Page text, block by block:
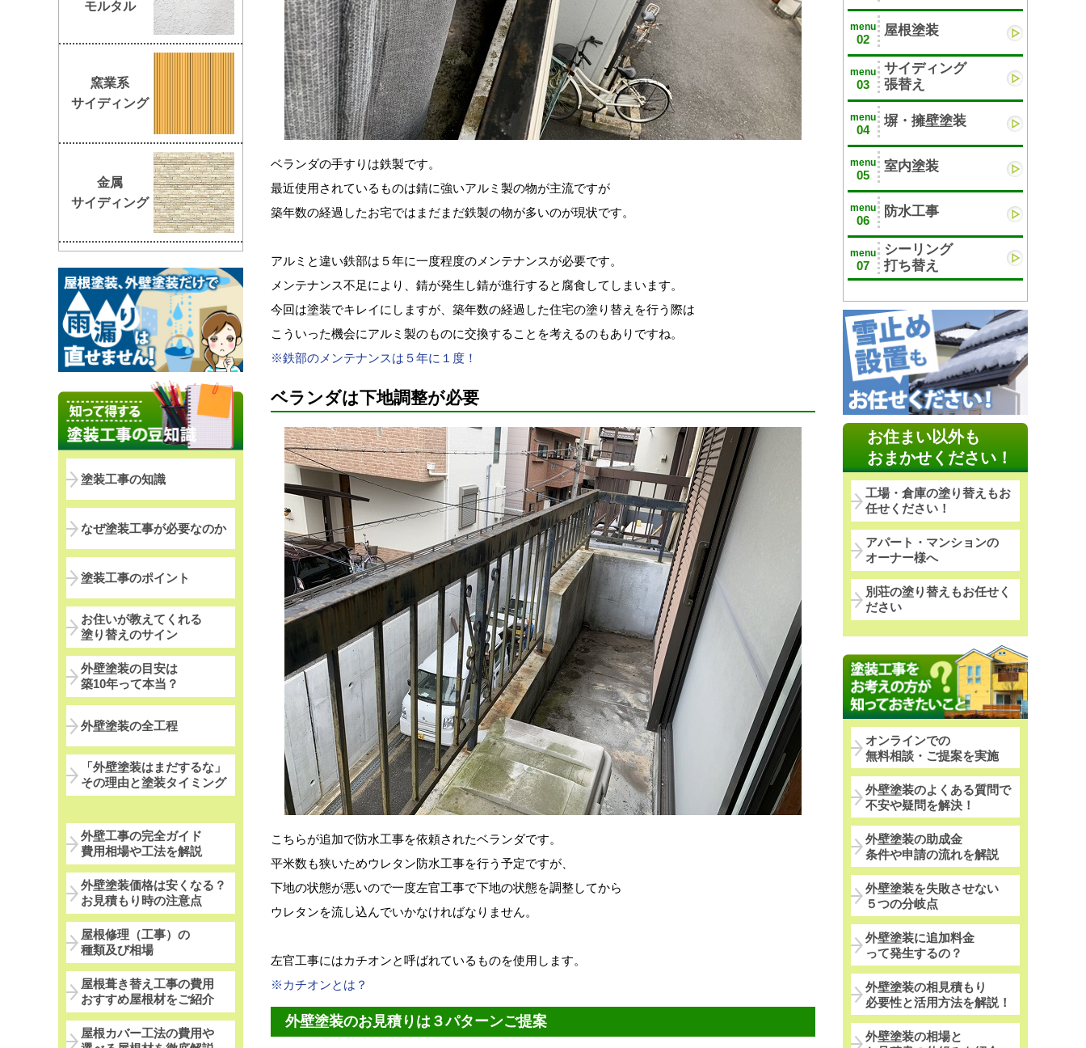
ベランダの手すりは鉄製です。
最近使用されているものは錆に強いアルミ製の物が主流ですが
築年数の経過したお宅ではまだまだ鉄製の物が多いのが現状です。
アルミと違い鉄部は５年に一度程度のメンテナンスが必要です。
メンテナンス不足により、錆が発生し錆が進行すると腐食してしまいます。
今回は塗装でキレイにしますが、築年数の経過した住宅の塗り替えを行う際は
こういった機会にアルミ製のものに交換することを考えるのもありですね。
※鉄部のメンテナンスは５年に１度！
ベランダは下地調整が必要
こちらが追加で防水工事を依頼されたベランダです。
平米数も狭いためウレタン防水工事を行う予定ですが、
下地の状態が悪いので一度左官工事で下地の状態を調整してから
ウレタンを流し込んでいかなければなりません。
左官工事にはカチオンと呼ばれているものを使用します。
※カチオンとは？
外壁塗装のお見積りは３パターンご提案
menu
02
屋根塗装
menu
03
サイディング
張替え
menu
04
塀・擁壁塗装
menu
05
室内塗装
menu
06
防水工事
menu
07
シーリング
打ち替え
お住まい以外も
おまかせください！
工場・倉庫の塗り替えもお
任せください！
アパート・マンションの
オーナー様へ
別荘の塗り替えもお任せく
ださい
オンラインでの
無料相談・ご提案を実施
外壁塗装のよくある質問で
不安や疑問を解決！
外壁塗装の助成金
条件や申請の流れを解説
外壁塗装を失敗させない
５つの分岐点
外壁塗装に追加料金
って発生するの？
外壁塗装の相見積もり
必要性と活用方法を解説！
外壁塗装の相場と
モルタル
窯業系
サイディング
金属
サイディング
塗装工事の知識
なぜ塗装工事が必要なのか
塗装工事のポイント
お住いが教えてくれる
塗り替えのサイン
外壁塗装の目安は
築10年って本当？
外壁塗装の全工程
「外壁塗装はまだするな」
その理由と塗装タイミング
外壁工事の完全ガイド
費用相場や工法を解説
外壁塗装価格は安くなる？
お見積もり時の注意点
屋根修理（工事）の
種類及び相場
屋根葺き替え工事の費用
おすすめ屋根材をご紹介
屋根カバー工法の費用や